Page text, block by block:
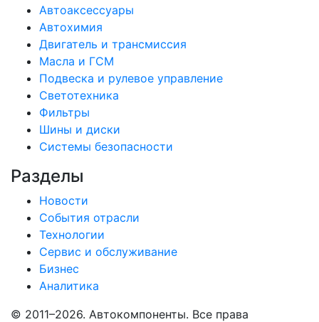
Автоаксессуары
Автохимия
Двигатель и трансмиссия
Масла и ГСМ
Подвеска и рулевое управление
Светотехника
Фильтры
Шины и диски
Системы безопасности
Разделы
Новости
События отрасли
Технологии
Сервис и обслуживание
Бизнес
Аналитика
© 2011–2026. Автокомпоненты. Все права